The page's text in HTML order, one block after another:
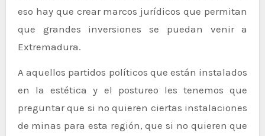
eso hay que crear marcos jurídicos que permitan
que grandes inversiones se puedan venir a
Extremadura.
A aquellos partidos políticos que están instalados
en la estética y el postureo les tenemos que
preguntar que si no quieren ciertas instalaciones
de minas para esta región, que si no quieren que